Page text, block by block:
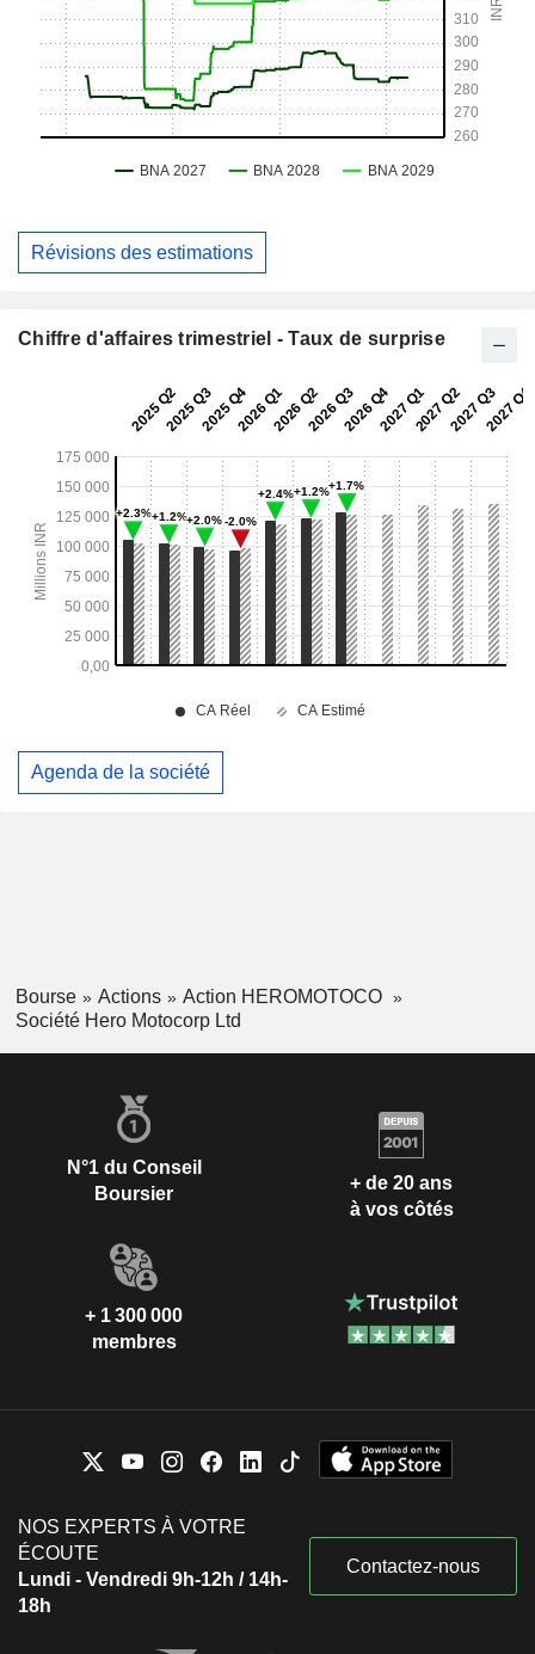
Révisions des estimations
Chiffre d'affaires trimestriel - Taux de surprise
Agenda de la société
Bourse Actions
Action HEROMOTOCO
Société Hero Motocorp Ltd
N°1 du Conseil
Boursier
+ de 20 ans
à vos côtés
+ 1 300 000
membres
NOS EXPERTS À VOTRE
ÉCOUTE
Lundi - Vendredi 9h-12h / 14h-
18h
Contactez-nous